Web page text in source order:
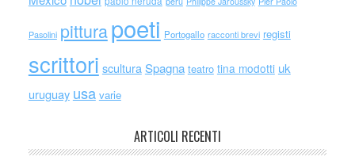
Pasolini pitturapoeti Portogallo racconti brevi registi
scrittori scultura Spagna teatro tina modotti uk
uruguay usa varie
ARTICOLI RECENTI